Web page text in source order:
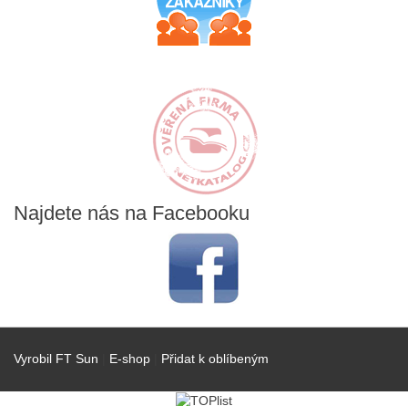
Najdete nás na Facebooku
Vyrobil FT Sun E-shop Přidat k oblíbeným